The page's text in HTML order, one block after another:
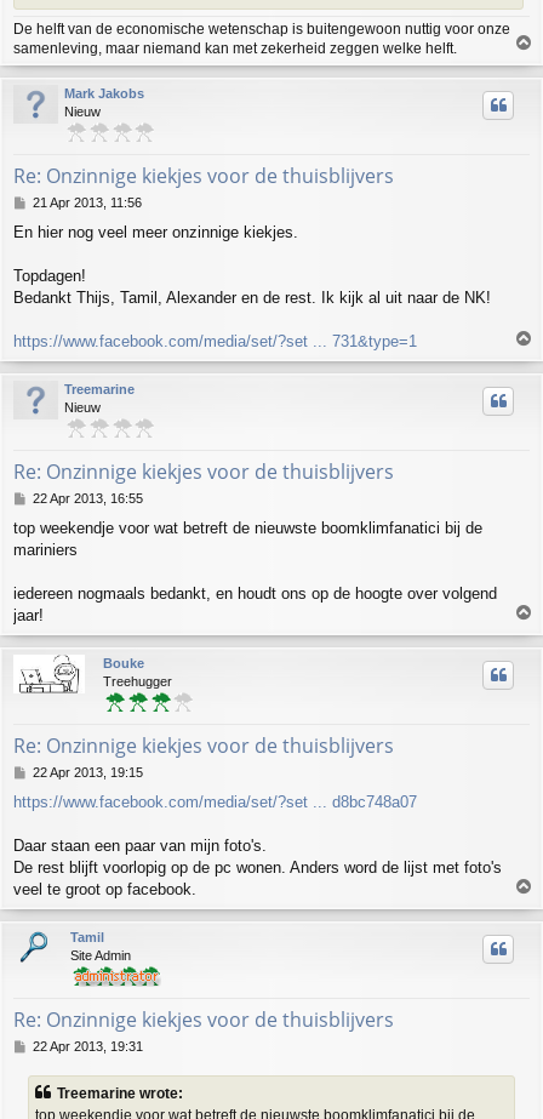
De helft van de economische wetenschap is buitengewoon nuttig voor onze
samenleving, maar niemand kan met zekerheid zeggen welke helft.
o
p
Mark Jakobs
Nieuw
Re: Onzinnige kiekjes voor de thuisblijvers
P
s
21 Apr 2013, 11:56
En hier nog veel meer onzinnige kiekjes.
Topdagen!
Bedankt Thijs, Tamil, Alexander en de rest. Ik kijk al uit naar de NK!
https://www.facebook.com/media/set/?set ... 731&type=1
o
p
Treemarine
Nieuw
Re: Onzinnige kiekjes voor de thuisblijvers
P
s
t
22 Apr 2013, 16:55
top weekendje voor wat betreft de nieuwste boomklimfanatici bij de
mariniers
iedereen nogmaals bedankt, en houdt ons op de hoogte over volgend
jaar!
o
p
Bouke
Treehugger
Re: Onzinnige kiekjes voor de thuisblijvers
P
s
22 Apr 2013, 19:15
https://www.facebook.com/media/set/?set ... d8bc748a07
Daar staan een paar van mijn foto's.
De rest blijft voorlopig op de pc wonen. Anders word de lijst met foto's
veel te groot op facebook.
o
p
Tamil
Site Admin
Re: Onzinnige kiekjes voor de thuisblijvers
P
s
22 Apr 2013, 19:31
Treemarine wrote: